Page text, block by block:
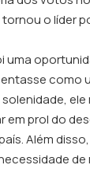
o líder
uma
como
em prol do
Além
de